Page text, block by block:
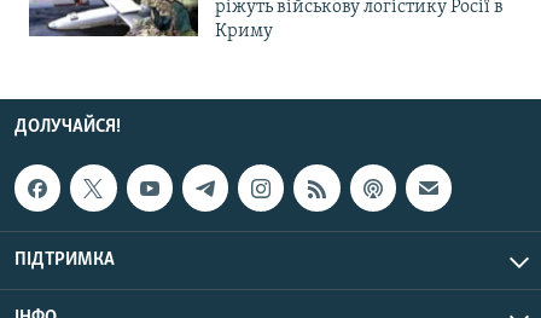
ріжуть військову логістику Росії в
Криму
ДОЛУЧАЙСЯ!
ПІДТРИМКА